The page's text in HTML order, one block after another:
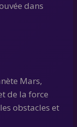
dans
Mars,
de la force
obstacles et